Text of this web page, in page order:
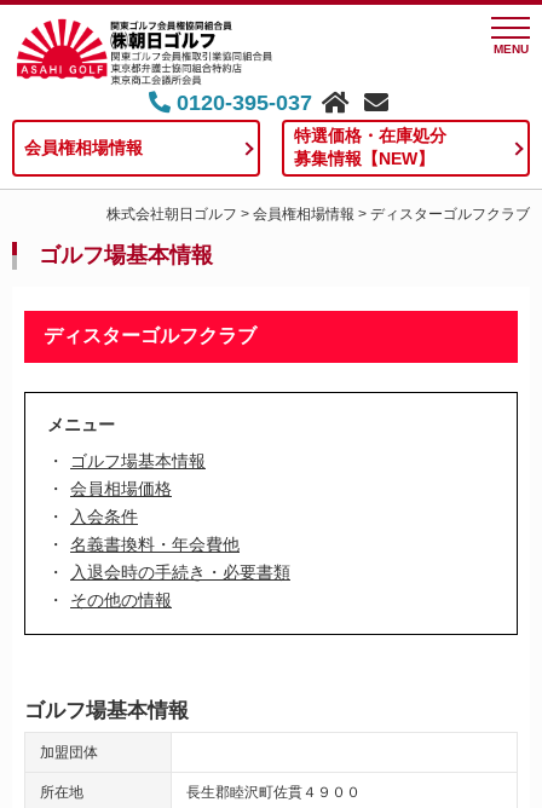
MENU
0120-395-037
会員権相場情報
特選価格・在庫処分
募集情報【NEW】
株式会社朝日ゴルフ > 会員権相場情報 > ディスターゴルフクラブ
ゴルフ場基本情報
ディスターゴルフクラブ
メニュー
ゴルフ場基本情報
会員相場価格
入会条件
名義書換料・年会費他
入退会時の手続き・必要書類
その他の情報
ゴルフ場基本情報
加盟団体
所在地 長生郡睦沢町佐貫４９００